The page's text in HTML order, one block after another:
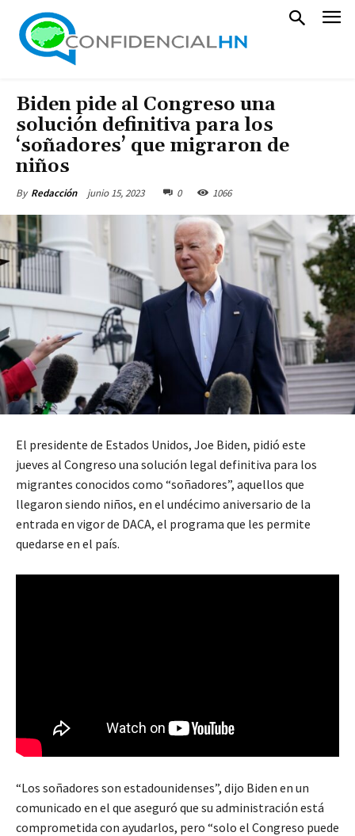
Biden pide al Congreso una
solución definitiva para los
‘soñadores’ que migraron de
niños
By Redacción junio 15, 2023 0 1066
El presidente de Estados Unidos, Joe Biden, pidió este
jueves al Congreso una solución legal definitiva para los
migrantes conocidos como “soñadores”, aquellos que
llegaron siendo niños, en el undécimo aniversario de la
entrada en vigor de DACA, el programa que les permite
quedarse en el país.
“Los soñadores son estadounidenses”, dijo Biden en un
comunicado en el que aseguró que su administración está
comprometida con ayudarlos, pero “solo el Congreso puede